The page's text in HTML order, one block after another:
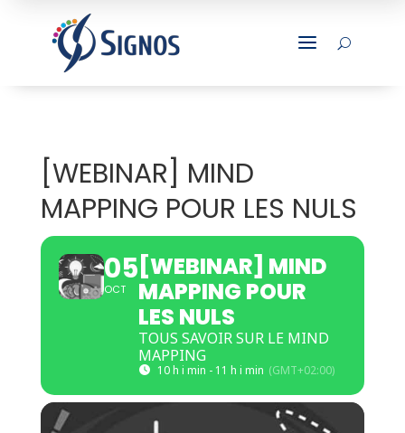
a U
[WEBINAR] MIND
MAPPING POUR LES NULS
05
OCT
[WEBINAR] MIND
MAPPING POUR
LES NULS
TOUS SAVOIR SUR LE MIND
MAPPING
10 h i min - 11 h i min (GMT+02:00)